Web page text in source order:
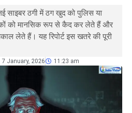
साइबर ठगी में ठग खुद को पुलिस या
को मानसिक रूप से कैद कर लेते हैं और
लेते हैं। यह रिपोर्ट इस खतरे की पूरी
7 January, 2026 11:23 am